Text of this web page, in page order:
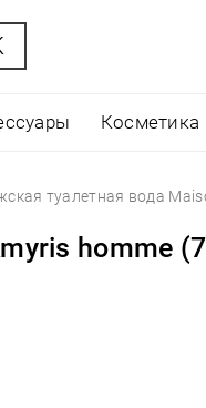
Косметика
туалетная вода
homme